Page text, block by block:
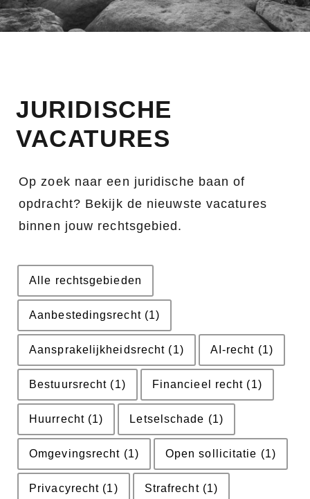
JURIDISCHE
VACATURES
Op zoek naar een juridische baan of
opdracht? Bekijk de nieuwste vacatures
binnen jouw rechtsgebied.
Alle rechtsgebieden
Aanbestedingsrecht (1)
Aansprakelijkheidsrecht (1) AI-recht (1)
Bestuursrecht (1) Financieel recht (1)
Huurrecht (1) Letselschade (1)
Omgevingsrecht (1) Open sollicitatie (1)
Privacyrecht (1) Strafrecht (1)